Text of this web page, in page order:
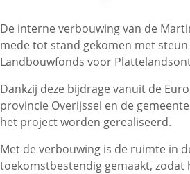
De interne verbouwing van de
mede tot stand gekomen met
Landbouwfonds voor
Dankzij deze bijdrage vanuit de
provincie Overijssel en de
het project worden gerealiseerd.
Met de verbouwing is de ruimte in
toekomstbestendig gemaakt, zodat